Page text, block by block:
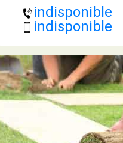
indisponible
indisponible